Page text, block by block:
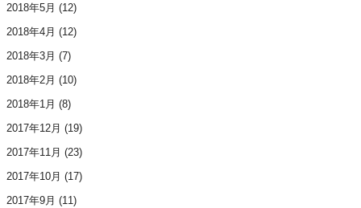
2018年5月 (12)
2018年4月 (12)
2018年3月 (7)
2018年2月 (10)
2018年1月 (8)
2017年12月 (19)
2017年11月 (23)
2017年10月 (17)
2017年9月 (11)